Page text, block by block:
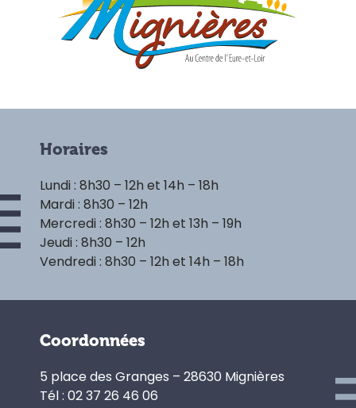
Horaires
Lundi : 8h30 – 12h et 14h – 18h
Mardi : 8h30 – 12h
Mercredi : 8h30 – 12h et 13h – 19h
Jeudi : 8h30 – 12h
Vendredi : 8h30 – 12h et 14h – 18h
Coordonnées
5 place des Granges – 28630 Mignières
Tél : 02 37 26 46 06